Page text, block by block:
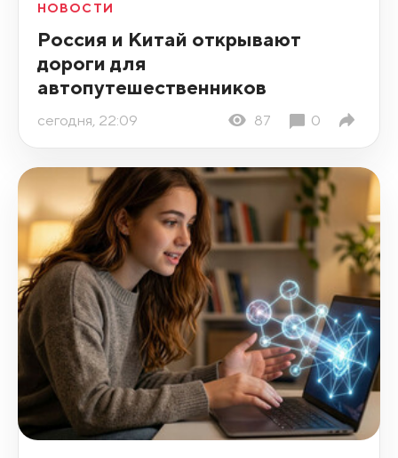
НОВОСТИ
Россия и Китай открывают
дороги для
автопутешественников
сегодня, 22:09 87 0